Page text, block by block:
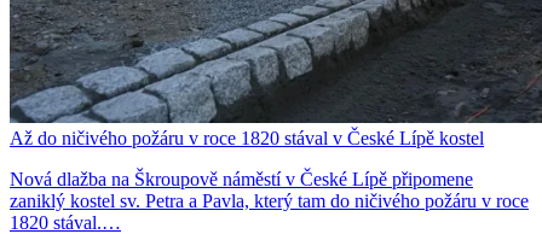
Až do ničivého požáru v roce 1820 stával v České Lípě kostel
Nová dlažba na Škroupově náměstí v České Lípě připomene
zaniklý kostel sv. Petra a Pavla, který tam do ničivého požáru v roce
1820 stával.…